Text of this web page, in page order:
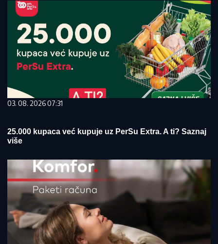
03. 08. 2026 07:31
25.000 kupaca već kupuje uz PerSu Extra. A ti? Saznaj
više